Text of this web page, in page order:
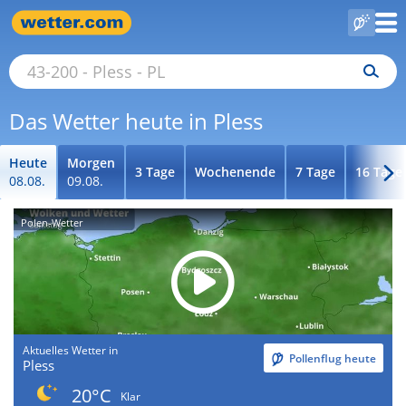
Das Wetter heute in Pless
Heute
08.08.
Morgen
09.08.
3 Tage Wochenende 7 Tage 16 Tage
Polen-Wetter
Aktuelles Wetter in
Pless Pollenflug heute
20°C
Klar